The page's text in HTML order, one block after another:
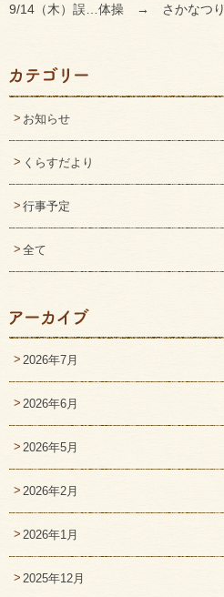
9/14（木）誤…体操 → さかなつり
お知らせ
くらすだより
行事予定
全て
2026年7月
2026年6月
2026年5月
2026年2月
2026年1月
2025年12月